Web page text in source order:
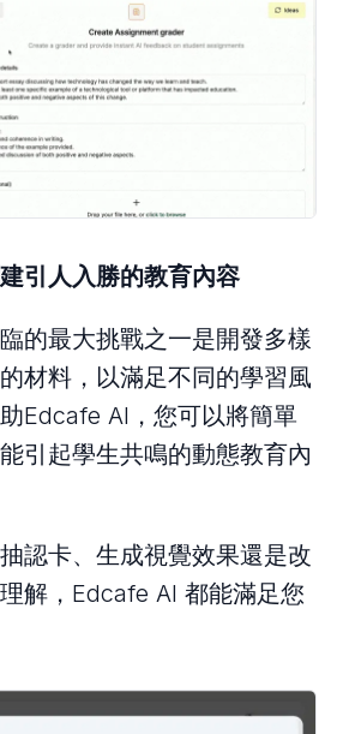
引人入勝的教育內容
的最大挑戰之一是開發多樣
材料，以滿足不同的學習風
Edcafe AI，您可以將簡單
引起學生共鳴的動態教育內
認卡、生成視覺效果還是改
解，Edcafe AI 都能滿足您